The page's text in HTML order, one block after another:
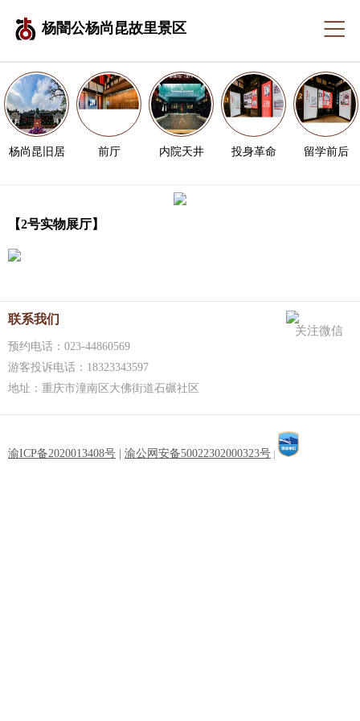
杨闇公杨尚昆故里景区
杨尚昆旧居 前厅 内院天井 投身革命 留学前后
【2号实物展厅】
联系我们
预约电话：023-44860569
游客投诉电话：18323343597
地址：重庆市潼南区大佛街道石碾社区
关注微信
渝ICP备2020013408号 渝公网安备50022302000323号 |